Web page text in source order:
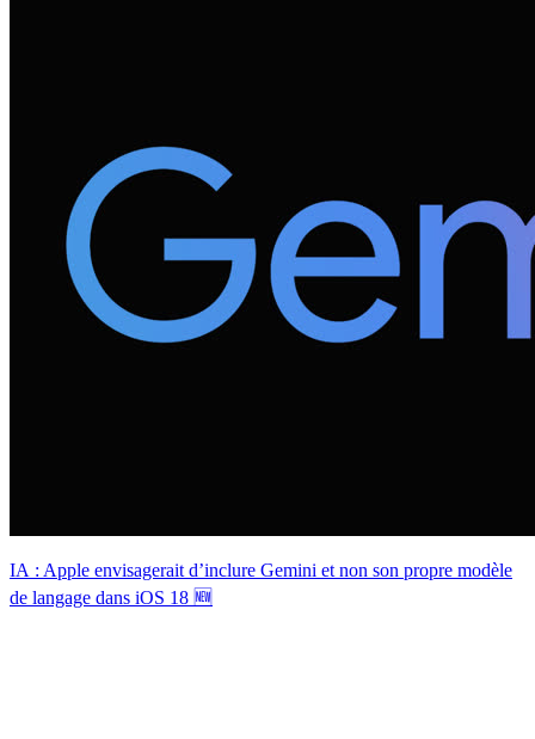
IA : Apple envisagerait d’inclure Gemini et non son propre modèle
de langage dans iOS 18 🆕